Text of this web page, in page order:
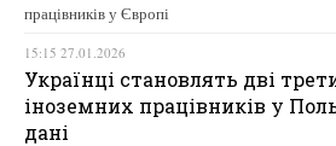
працівників у Європі
15:15 27.01.2026
Українці становлять дві
іноземних працівників у
дані